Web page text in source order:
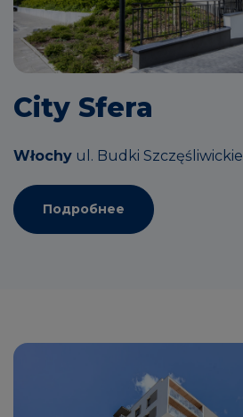
City Sfera
Włochy ul. Budki Szczęśliwickie
Подробнее